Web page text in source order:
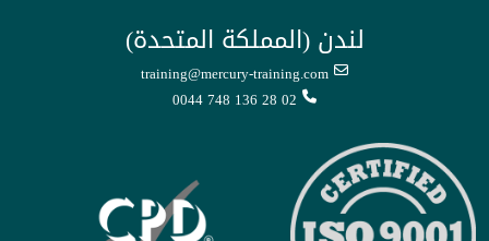
لندن (المملكة المتحدة)
training@mercury-training.com
0044 748 136 28 02